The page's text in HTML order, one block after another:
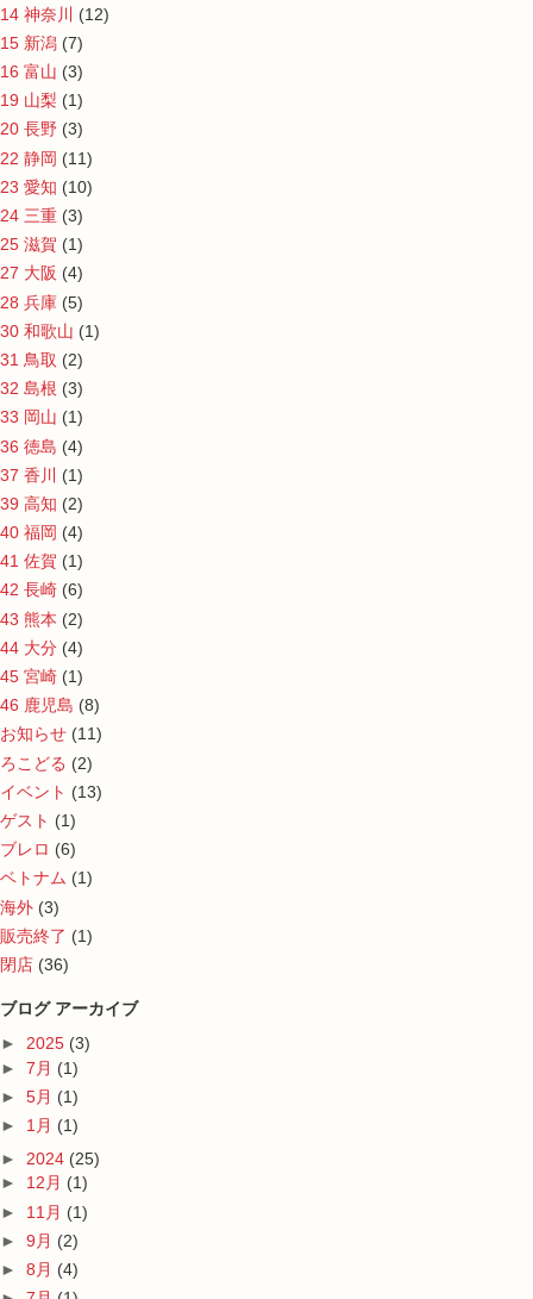
14 神奈川
(12)
15 新潟 (7)
16 富山 (3)
19 山梨 (1)
20 長野 (3)
22 静岡 (11)
23 愛知 (10)
24 三重 (3)
25 滋賀 (1)
27 大阪 (4)
28 兵庫 (5)
30 和歌山 (1)
31 鳥取 (2)
32 島根 (3)
33 岡山 (1)
36 徳島 (4)
37 香川
(1)
39 高知 (2)
40 福岡 (4)
41 佐賀 (1)
42 長崎 (6)
43 熊本 (2)
44 大分 (4)
45 宮崎 (1)
46 鹿児島 (8)
お知らせ (11)
ろこどる (2)
イベント (13)
ゲスト (1)
ブレロ (6)
ベトナム (1)
海外 (3)
販売終了 (1)
閉店 (36)
ブログ アーカイブ
► 2025 (3)
► 7月 (1)
► 5月 (1)
► 1月 (1)
► 2024 (25)
► 12月 (1)
► 11月 (1)
► 9月 (2)
► 8月 (4)